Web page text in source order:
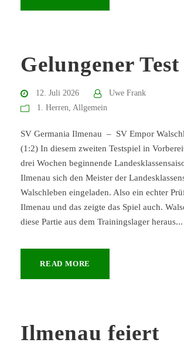
Gelungener Test
12. Juli 2026
Uwe Frank
1. Herren, Allgemein
SV Germania Ilmenau – SV Empor
(1:2) In diesem zweiten Testspiel in
drei Wochen beginnende
Ilmenau sich den Meister der
Walschleben eingeladen. Also ein echter
Ilmenau und das zeigte das Spiel auch.
diese Partie aus dem Trainingslager heraus...
READ MORE
Ilmenau feiert